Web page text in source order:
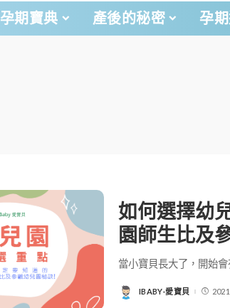
孕期寶典 產後的秘密 孕
如何選擇幼
園師生比及
當小寶貝長大了，開始
POSTED
BY
IBABY-愛寶貝